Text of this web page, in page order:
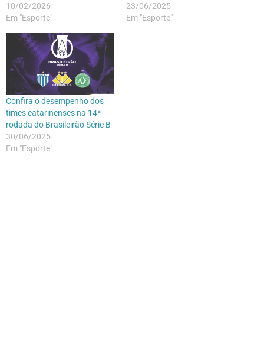
10/02/2026
Em "Esporte"
23/06/2025
Em "Esporte"
Confira o desempenho dos
times catarinenses na 14ª
rodada do Brasileirão Série B
30/06/2025
Em "Esporte"